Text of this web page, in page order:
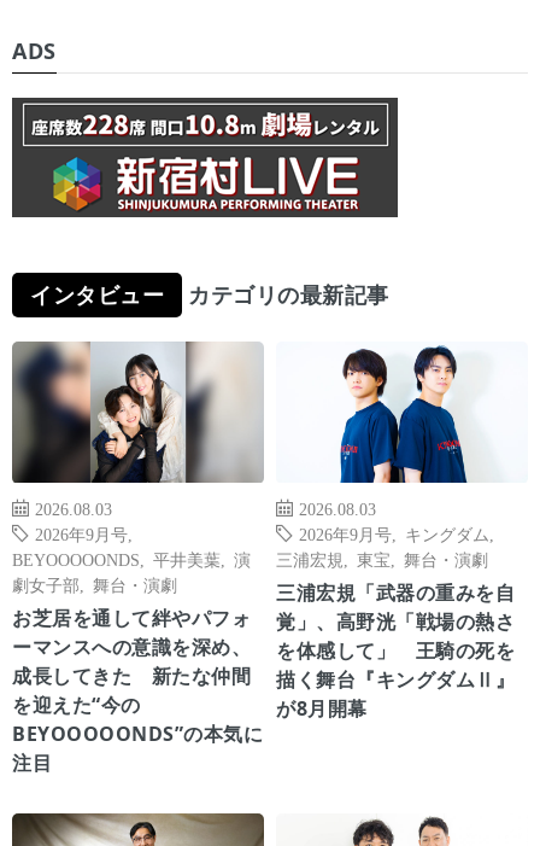
ADS
インタビュー カテゴリの最新記事
2026.08.03
2026年9月号
BEYOOOOONDS
平井美葉
演
劇女子部
舞台・演劇
お芝居を通して絆やパフォ
ーマンスへの意識を深め、
成長してきた 新たな仲間
を迎えた“今の
BEYOOOOONDS”の本気に
注目
2026.08.03
2026年9月号
キングダム
三浦宏規
東宝 舞台・演劇
三浦宏規「武器の重みを自
覚」、高野洸「戦場の熱さ
を体感して」 王騎の死を
描く舞台『キングダムⅡ』
が8月開幕